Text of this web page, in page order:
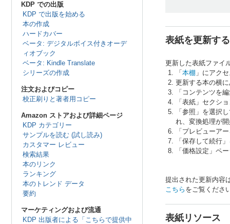
KDP での出版
KDP で出版を始める
本の作成
ハードカバー
ベータ: デジタルボイス付きオーデ
ィオブック
ベータ: Kindle Translate
シリーズの作成
注文およびコピー
校正刷りと著者用コピー
Amazon ストアおよび詳細ページ
KDP カテゴリー
サンプルを読む (試し読み)
カスタマー レビュー
検索結果
本のリンク
ランキング
本のトレンド データ
要約
マーケティングおよび流通
KDP 出版者による「こちらで提供中
表紙を更新す
更新した表紙ファイ
「 本棚 」にアク
更新する本の横
「コンテンツを
「表紙」セクシ
「参照」を選択
れ、変換処理が
「プレビューア
「保存して続行
「価格設定」ペ
提出された更新内容
こちら をご覧くださ
表紙リソース